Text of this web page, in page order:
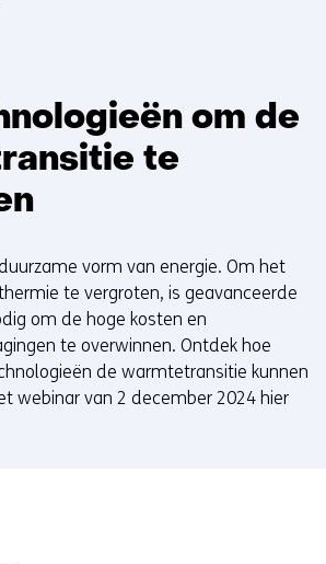
om de
te
vorm van energie. Om het
te vergroten, is geavanceerde
om de hoge kosten en
te overwinnen. Ontdek hoe
de warmtetransitie kunnen
webinar van 2 december 2024 hier